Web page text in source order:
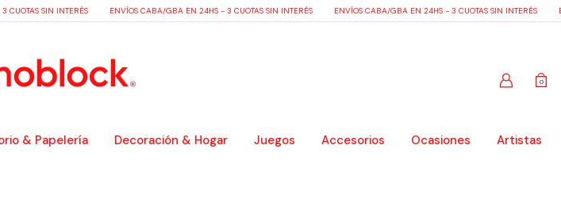
SIN INTERÉS ENVÍOS CABA/GBA EN 24HS - 3 CUOTAS SIN INTERÉS ENVÍOS CABA/GBA EN 24HS - 3 CUOTAS SIN INTERÉS
0
& Papelería Decoración & Hogar Juegos Accesorios Ocasiones Artistas